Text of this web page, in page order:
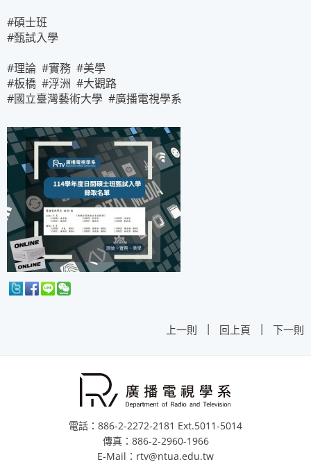
#碩士班
#甄試入學
#理論 #實務 #美學
#板橋 #浮洲 #大觀路
#國立臺灣藝術大學 #廣播電視學系
上一則 | 回上頁 | 下一則
電話：886-2-2272-2181 Ext.5011-5014
傳真：886-2-2960-1966
E-Mail：rtv@ntua.edu.tw